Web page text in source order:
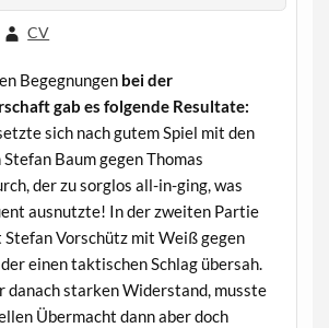
CV
Begegnungen bei der
gab es folgende Resultate:
sich nach gutem Spiel mit den
Baum gegen Thomas
der zu sorglos all-in-ging, was
ausnutzte! In der zweiten Partie
Vorschütz mit Weiß gegen
einen taktischen Schlag übersah.
danach starken Widerstand, musste
Übermacht dann aber doch